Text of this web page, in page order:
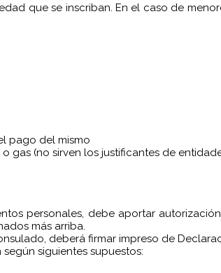
que se inscriban. En el caso de
pago del mismo
gas (no sirven los justificantes de
personales, debe aportar
más arriba.
deberá firmar impreso de
siguientes supuestos: